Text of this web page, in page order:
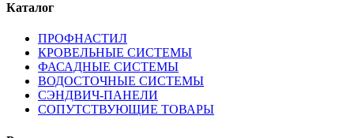
Каталог
ПРОФНАСТИЛ
КРОВЕЛЬНЫЕ СИСТЕМЫ
ФАСАДНЫЕ СИСТЕМЫ
ВОДОСТОЧНЫЕ СИСТЕМЫ
СЭНДВИЧ-ПАНЕЛИ
СОПУТСТВУЮЩИЕ ТОВАРЫ